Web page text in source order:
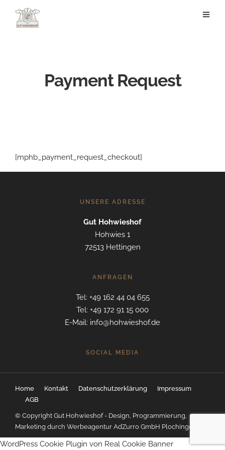
Payment Request
[mphb_payment_request_checkout]
UNSERE ADRESSE
Gut Hohwieshof
Hohwies 1
72513 Hettingen
ANFRAGEN
Tel: +49 162 44 04 655
Tel: +49 172 91 15 000
E-Mail: info@hohwieshof.de
SOCIAL MEDIA
Home Kontakt Datenschutzerklärung
Impressum
AGB
© Copyright Gut Hohwieshof - Design, Programmierung,
Marketing durch Werbeagentur AdZurro GmbH Plochingen
WordPress Cookie Plugin von Real Cookie Banner